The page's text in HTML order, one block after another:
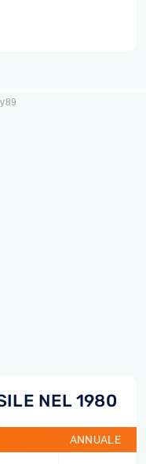
NEL 1980
ANNUALE